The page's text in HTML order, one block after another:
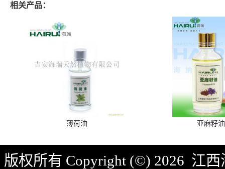
相关产品：
薄荷油 亚麻籽
版权所有 Copyright (©) 2026 江西